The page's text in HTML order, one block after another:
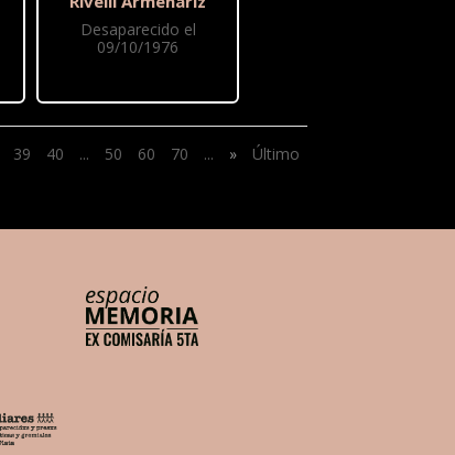
Desaparecido el
09/10/1976
39 40 ... 50 60 70 ... » Último